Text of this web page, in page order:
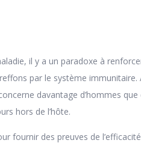
il y a un paradoxe à
par le système immunitaire.
davantage d’hommes que
hors de l’hôte.
fournir des preuves de